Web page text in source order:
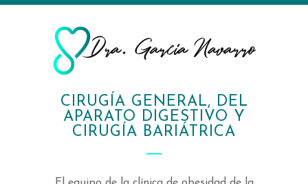
CIRUGÍA GENERAL, DEL
APARATO DIGESTIVO Y
CIRUGÍA BARIÁTRICA